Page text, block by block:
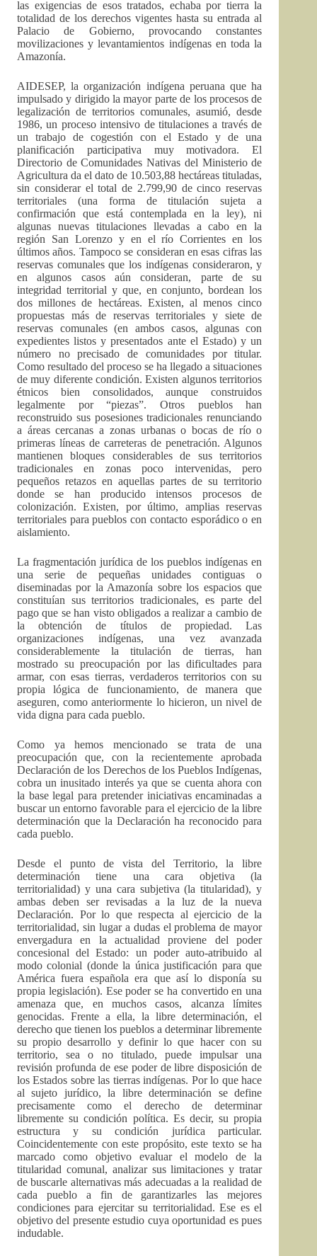
las exigencias de esos tratados, echaba por tierra la
totalidad de los derechos vigentes hasta su entrada al
Palacio de Gobierno, provocando constantes
movilizaciones y levantamientos indígenas en toda la
Amazonía.
AIDESEP, la organización indígena peruana que ha
impulsado y dirigido la mayor parte de los procesos de
legalización de territorios comunales, asumió, desde
1986, un proceso intensivo de titulaciones a través de
un trabajo de cogestión con el Estado y de una
planificación participativa muy motivadora. El
Directorio de Comunidades Nativas del Ministerio de
Agricultura da el dato de 10.503,88 hectáreas tituladas,
sin considerar el total de 2.799,90 de cinco reservas
territoriales (una forma de titulación sujeta a
confirmación que está contemplada en la ley), ni
algunas nuevas titulaciones llevadas a cabo en la
región San Lorenzo y en el río Corrientes en los
últimos años. Tampoco se consideran en esas cifras las
reservas comunales que los indígenas consideraron, y
en algunos casos aún consideran, parte de su
integridad territorial y que, en conjunto, bordean los
dos millones de hectáreas. Existen, al menos cinco
propuestas más de reservas territoriales y siete de
reservas comunales (en ambos casos, algunas con
expedientes listos y presentados ante el Estado) y un
número no precisado de comunidades por titular.
Como resultado del proceso se ha llegado a situaciones
de muy diferente condición. Existen algunos territorios
étnicos bien consolidados, aunque construidos
legalmente por “piezas”. Otros pueblos han
reconstruido sus posesiones tradicionales renunciando
a áreas cercanas a zonas urbanas o bocas de río o
primeras líneas de carreteras de penetración. Algunos
mantienen bloques considerables de sus territorios
tradicionales en zonas poco intervenidas, pero
pequeños retazos en aquellas partes de su territorio
donde se han producido intensos procesos de
colonización. Existen, por último, amplias reservas
territoriales para pueblos con contacto esporádico o en
aislamiento.
La fragmentación jurídica de los pueblos indígenas en
una serie de pequeñas unidades contiguas o
diseminadas por la Amazonía sobre los espacios que
constituían sus territorios tradicionales, es parte del
pago que se han visto obligados a realizar a cambio de
la obtención de títulos de propiedad. Las
organizaciones indígenas, una vez avanzada
considerablemente la titulación de tierras, han
mostrado su preocupación por las dificultades para
armar, con esas tierras, verdaderos territorios con su
propia lógica de funcionamiento, de manera que
aseguren, como anteriormente lo hicieron, un nivel de
vida digna para cada pueblo.
Como ya hemos mencionado se trata de una
preocupación que, con la recientemente aprobada
Declaración de los Derechos de los Pueblos Indígenas,
cobra un inusitado interés ya que se cuenta ahora con
la base legal para pretender iniciativas encaminadas a
buscar un entorno favorable para el ejercicio de la libre
determinación que la Declaración ha reconocido para
cada pueblo.
Desde el punto de vista del Territorio, la libre
determinación tiene una cara objetiva (la
territorialidad) y una cara subjetiva (la titularidad), y
ambas deben ser revisadas a la luz de la nueva
Declaración. Por lo que respecta al ejercicio de la
territorialidad, sin lugar a dudas el problema de mayor
envergadura en la actualidad proviene del poder
concesional del Estado: un poder auto-atribuido al
modo colonial (donde la única justificación para que
América fuera española era que así lo disponía su
propia legislación). Ese poder se ha convertido en una
amenaza que, en muchos casos, alcanza límites
genocidas. Frente a ella, la libre determinación, el
derecho que tienen los pueblos a determinar libremente
su propio desarrollo y definir lo que hacer con su
territorio, sea o no titulado, puede impulsar una
revisión profunda de ese poder de libre disposición de
los Estados sobre las tierras indígenas. Por lo que hace
al sujeto jurídico, la libre determinación se define
precisamente como el derecho de determinar
libremente su condición política. Es decir, su propia
estructura y su condición jurídica particular.
Coincidentemente con este propósito, este texto se ha
marcado como objetivo evaluar el modelo de la
titularidad comunal, analizar sus limitaciones y tratar
de buscarle alternativas más adecuadas a la realidad de
cada pueblo a fin de garantizarles las mejores
condiciones para ejercitar su territorialidad. Ese es el
objetivo del presente estudio cuya oportunidad es pues
indudable.